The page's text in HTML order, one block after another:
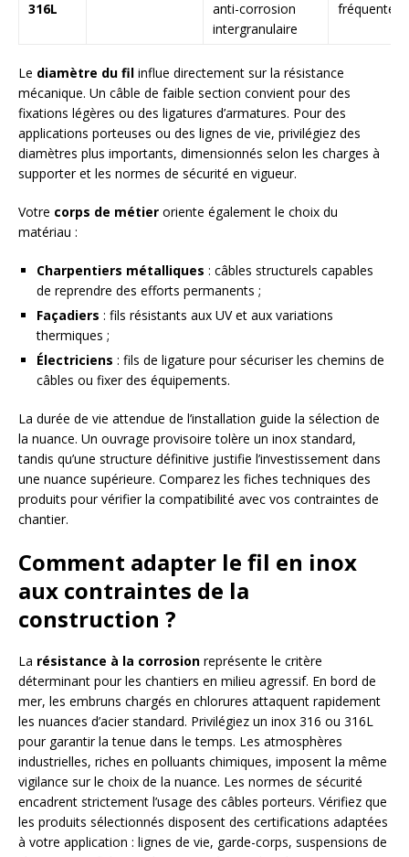
316L
anti-corrosion
intergranulaire
fréquentes
Le diamètre du fil influe directement sur la résistance
mécanique. Un câble de faible section convient pour des
fixations légères ou des ligatures d’armatures. Pour des
applications porteuses ou des lignes de vie, privilégiez des
diamètres plus importants, dimensionnés selon les charges à
supporter et les normes de sécurité en vigueur.
Votre corps de métier oriente également le choix du
matériau :
Charpentiers métalliques : câbles structurels capables
de reprendre des efforts permanents ;
Façadiers : fils résistants aux UV et aux variations
thermiques ;
Électriciens : fils de ligature pour sécuriser les chemins de
câbles ou fixer des équipements.
La durée de vie attendue de l’installation guide la sélection de
la nuance. Un ouvrage provisoire tolère un inox standard,
tandis qu’une structure définitive justifie l’investissement dans
une nuance supérieure. Comparez les fiches techniques des
produits pour vérifier la compatibilité avec vos contraintes de
chantier.
Comment adapter le fil en inox
aux contraintes de la
construction ?
La résistance à la corrosion représente le critère
déterminant pour les chantiers en milieu agressif. En bord de
mer, les embruns chargés en chlorures attaquent rapidement
les nuances d’acier standard. Privilégiez un inox 316 ou 316L
pour garantir la tenue dans le temps. Les atmosphères
industrielles, riches en polluants chimiques, imposent la même
vigilance sur le choix de la nuance. Les normes de sécurité
encadrent strictement l’usage des câbles porteurs. Vérifiez que
les produits sélectionnés disposent des certifications adaptées
à votre application : lignes de vie, garde-corps, suspensions de